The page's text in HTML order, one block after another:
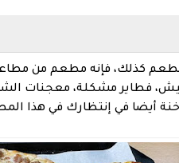
كذلك، فإنه مطعم من مطاعم
فطاير مشكلة، معجنات
أيضا في إنتظارك في هذا